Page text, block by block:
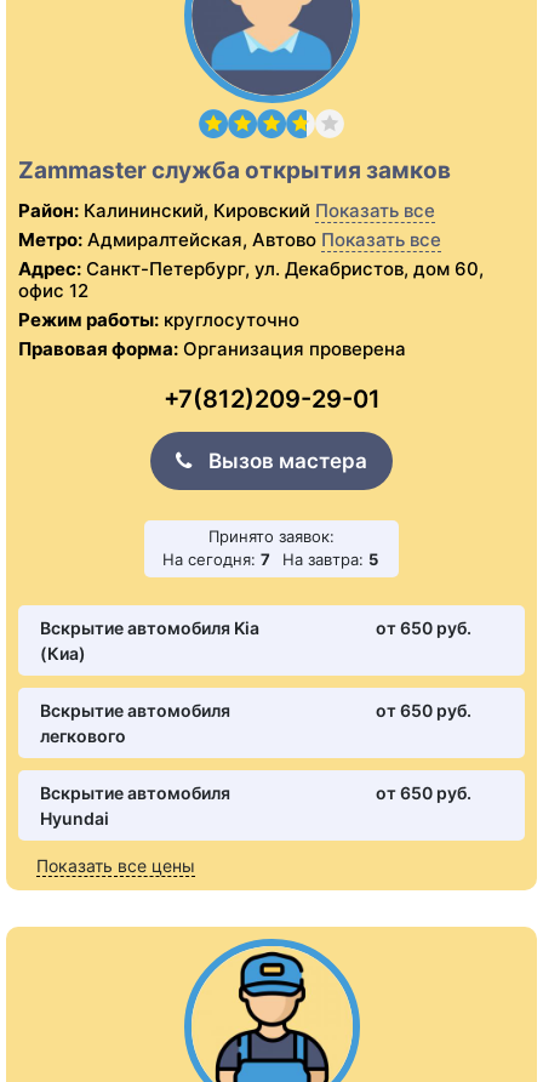
Zammaster служба открытия замков
Район: Калининский, Кировский Показать все
Метро: Адмиралтейская, Автово Показать все
Адрес: Санкт-Петербург, ул. Декабристов, дом 60,
офис 12
Режим работы: круглосуточно
Правовая форма: Организация проверена
+7(812)209-29-01
Вызов мастера
Принято заявок:
На сегодня: 7 На завтра: 5
Вскрытие автомобиля Kia
(Киа)
от 650 pуб.
Вскрытие автомобиля
легкового
от 650 pуб.
Вскрытие автомобиля
Hyundai
от 650 pуб.
Показать все цены